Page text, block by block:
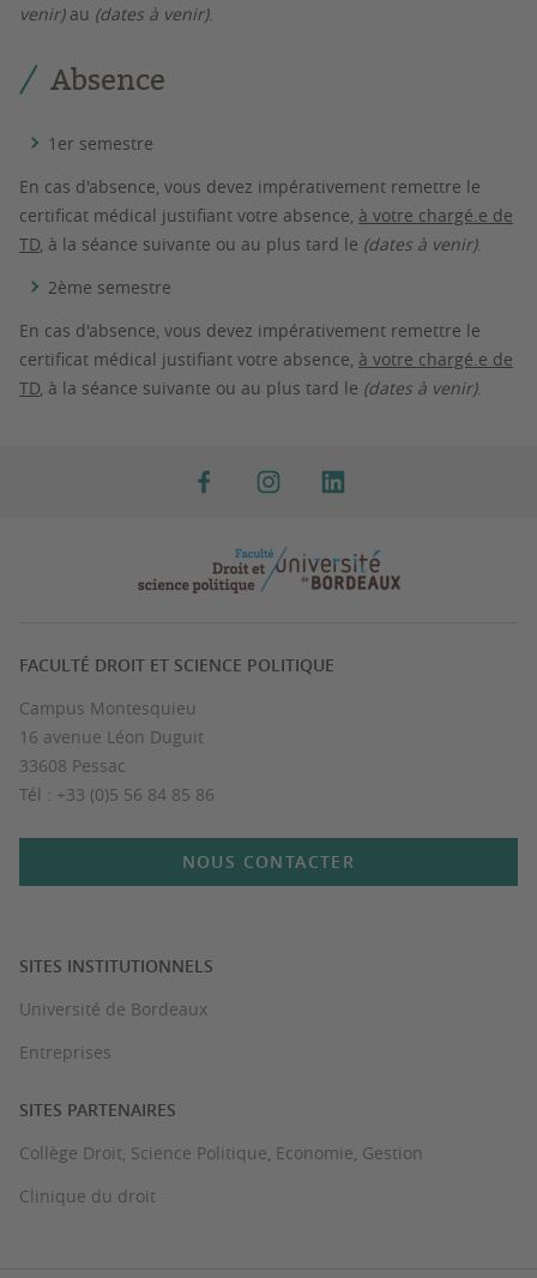
venir)au (dates à venir).
Absence
1er semestre
En cas d'absence, vous devez impérativement remettre le
certificat médical justifiant votre absence, à votre chargé.e de
TD, à la séance suivante ou au plus tard le (dates à venir).
2ème semestre
En cas d'absence, vous devez impérativement remettre le
certificat médical justifiant votre absence, à votre chargé.e de
TD, à la séance suivante ou au plus tard le (dates à venir).
FACULTÉ DROIT ET SCIENCE POLITIQUE
Campus Montesquieu
16 avenue Léon Duguit
33608 Pessac
Tél : +33 (0)5 56 84 85 86
NOUS CONTACTER
SITES INSTITUTIONNELS
Université de Bordeaux
Entreprises
SITES PARTENAIRES
Collège Droit, Science Politique, Economie, Gestion
Clinique du droit